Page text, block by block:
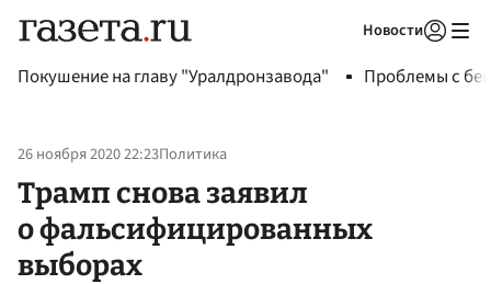
Новости
Покушение на главу "Уралдронзавода" Проблемы с
26 ноября 2020 22:23Политика
Трамп снова заявил
о фальсифицированных
выборах